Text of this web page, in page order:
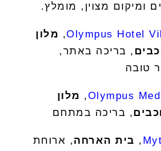
ומיקום מצוין, מומלץ.
Olympus Hotel
, מלון
, בריכה באתר,
טובה
Olympus
, מלון
, בריכה במתחם
, בית הארחה, ארוחת